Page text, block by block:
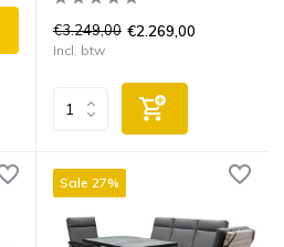
€3.249,00 €2.269,00
Incl. btw
Sale 27%